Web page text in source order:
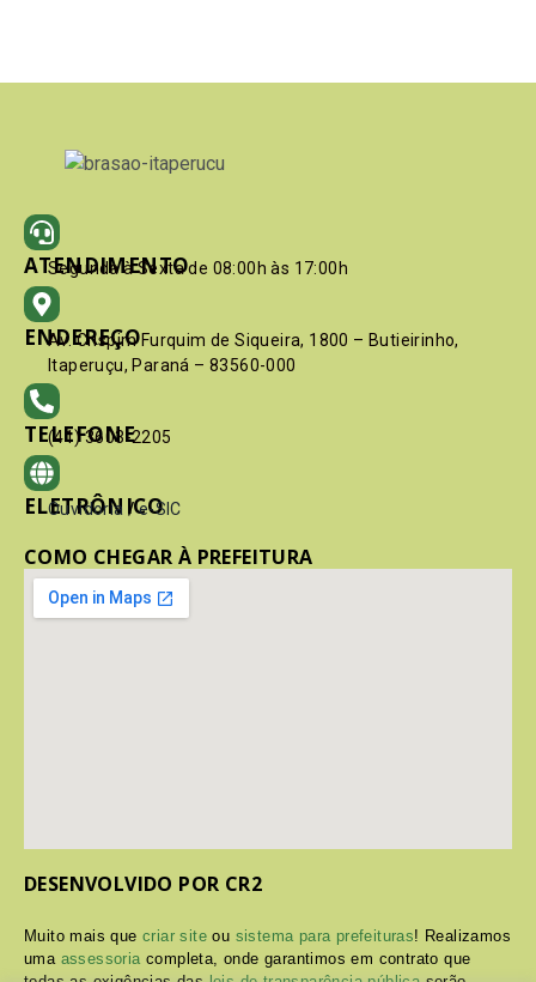
ATENDIMENTO
Segunda à Sexta de 08:00h às 17:00h
ENDEREÇO
Av. Crispim Furquim de Siqueira, 1800 – Butieirinho,
Itaperuçu, Paraná – 83560-000
TELEFONE
(41) 3603-2205
ELETRÔNICO
Ouvidoria / e-SIC
COMO CHEGAR À PREFEITURA
DESENVOLVIDO POR CR2
Muito mais quecriar site ou sistema para prefeituras! Realizamos
uma assessoriacompleta, onde garantimos em contrato que